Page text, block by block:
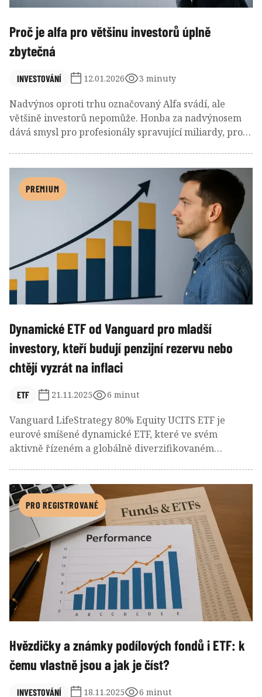
Proč je alfa pro většinu investorů úplně
zbytečná
INVESTOVÁNÍ 12.01.2026 3 minuty
Nadvýnos oproti trhu označovaný Alfa svádí, ale
většině investorů nepomůže. Honba za nadvýnosem
dává smysl pro profesionály spravující miliardy, pro
rozhoduje vývoj celého trhu, výše úspor a disciplína
než snaha porazit trh o několik desetinek procenta
ročně.
PREMIUM
Dynamické ETF od Vanguard pro mladší
investory, kteří budují penzijní rezervu nebo
chtějí vyzrát na inflaci
ETF 21.11.2025 6 minut
Vanguard LifeStrategy 80% Equity UCITS ETF je
eurové smíšené dynamické ETF, které ve svém
aktivně řízeném a globálně diverzifikovaném
indexová ETF Vanguard s expozicí na vyspělé i
rozvíjející se akciové trhy a trhy bonitních státních i
korporátních dluhopisů. Společně s dalšími
profilovými ETF řady Vanguard LifeStrategy, která
sledují neutrální zastoupení akciové složky 60 %, 40 %
a 20 %, zapadá do strategie životního cyklu. Díky
dynamickému profilu dobře poslouží mladším
investorům, jimž zbývá alespoň 10 let do očekávaného
začátku čerpání penzijní rezervy. Za téměř 5letou
historii předvedlo toto ETF skvělé výsledky, když silně
PRO REGISTROVANÉ
Hvězdičky a známky podílových fondů i ETF: k
čemu vlastně jsou a jak je číst?
INVESTOVÁNÍ 18.11.2025 6 minut